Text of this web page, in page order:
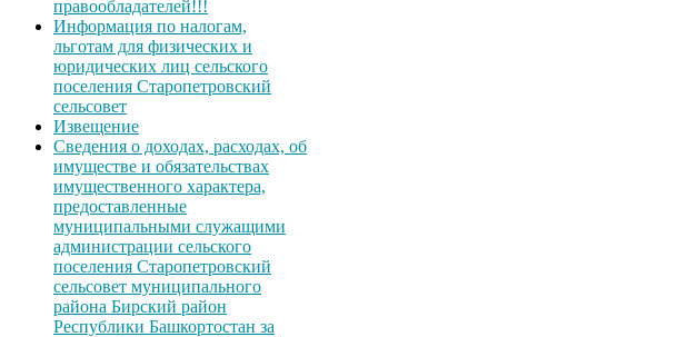
правообладателей!!!
Информация по налогам,
льготам для физических и
юридических лиц сельского
поселения Старопетровский
сельсовет
Извещение
Сведения о доходах, расходах, об
имуществе и обязательствах
имущественного характера,
предоставленные
муниципальными служащими
администрации сельского
поселения Старопетровский
сельсовет муниципального
района Бирский район
Республики Башкортостан за